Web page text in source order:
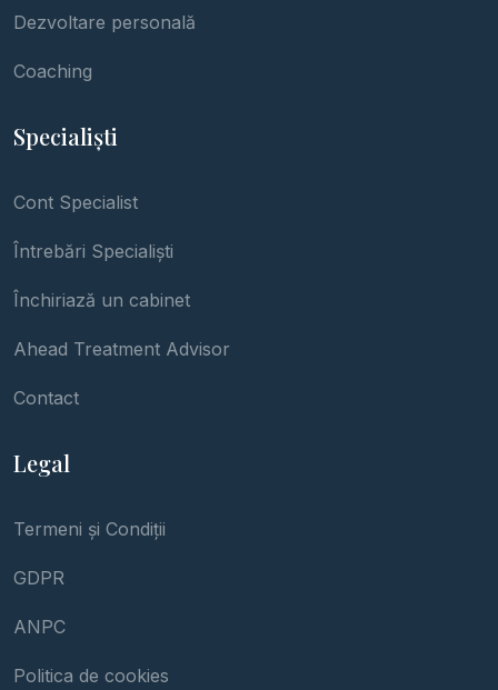
Dezvoltare personală
Coaching
Specialiști
Cont Specialist
Întrebări Specialiști
Închiriază un cabinet
Ahead Treatment Advisor
Contact
Legal
Termeni și Condiții
GDPR
ANPC
Politica de cookies